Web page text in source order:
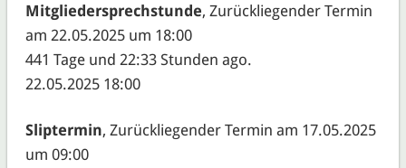
Mitgliedersprechstunde, Zurückliegender Termin
am 22.05.2025 um 18:00
441 Tage und 22:33 Stunden ago.
22.05.2025 18:00
Sliptermin, Zurückliegender Termin am 17.05.2025
um 09:00